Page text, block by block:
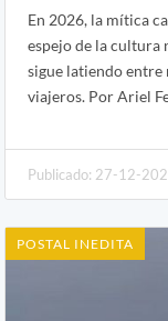
En 2026, la mítica
espejo de la cultura
sigue latiendo entre
viajeros. Por Ariel
Publicado: 27-12-
POSTAL INEDITA